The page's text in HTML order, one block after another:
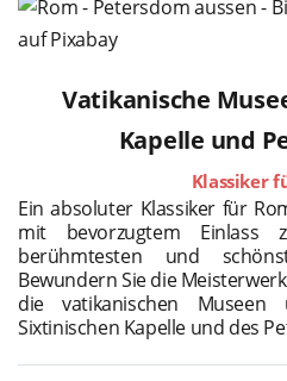
Vatikanische
Kapelle und
Klassiker
Ein absoluter Klassiker für
mit bevorzugtem Einlass
berühmtesten und
Bewundern Sie die
die vatikanischen
Sixtinischen Kapelle und des